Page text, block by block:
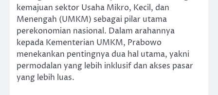
kemajuan sektor Usaha Mikro, Kecil, dan
Menengah (UMKM) sebagai pilar utama
perekonomian nasional. Dalam arahannya
kepada Kementerian UMKM, Prabowo
menekankan pentingnya dua hal utama, yakni
permodalan yang lebih inklusif dan akses pasar
yang lebih luas.